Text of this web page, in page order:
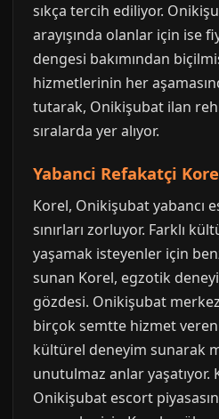
sıkça tercih ediliyor.
arayışında olanlar için ise
dengesi bakımından
hizmetlerinin her
tutarak, Onikişubat ilan
sıralarda yer alıyor.
Yabanci Refakatçi
Korel, Onikişubat yabancı
sınırları zorluyor. Farklı
yaşamak isteyenler için
sunan Korel, egzotik
gözdesi. Onikişubat
birçok semtte hizmet
kültürel deneyim sunarak
unutulmaz anlar yaşatıyor.
Onikişubat escort